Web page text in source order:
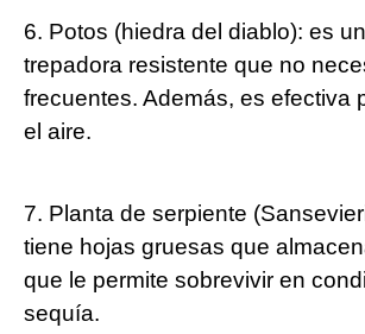
6. Potos (hiedra del diablo): es
trepadora resistente que no
frecuentes. Además, es efectiva
el aire.
7. Planta de serpiente
tiene hojas gruesas que
que le permite sobrevivir en
sequía.